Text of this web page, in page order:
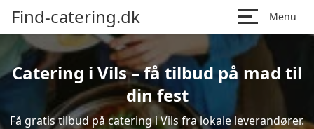
Find-catering.dk Menu
Catering i Vils – få tilbud på mad til
din fest
Få gratis tilbud på catering i Vils fra lokale leverandører.